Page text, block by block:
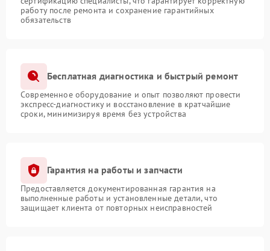
работу после ремонта и сохранение гарантийных
обязательств
Бесплатная диагностика и быстрый ремонт
Современное оборудование и опыт позволяют провести
экспресс-диагностику и восстановление в кратчайшие
сроки, минимизируя время без устройства
Гарантия на работы и запчасти
Предоставляется документированная гарантия на
выполненные работы и установленные детали, что
защищает клиента от повторных неисправностей